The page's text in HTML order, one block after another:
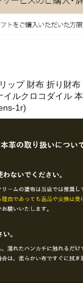
ップ 財布 折り財
イルクロコダイル
1r)